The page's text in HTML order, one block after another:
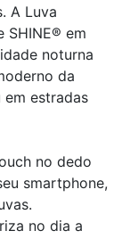
A Luva
SHINE® em
noturna
da
estradas
no dedo
smartphone,
no dia a